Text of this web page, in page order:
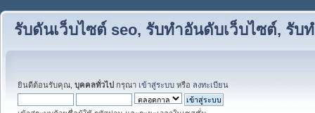
รับดันเว็บไซต์ seo, รับทำอันดับเว็บไซต์, รับ
ยินดีต้อนรับคุณ, บุคคลทั่วไป กรุณา เข้าสู่ระบบ หรือ ลงทะเบียน